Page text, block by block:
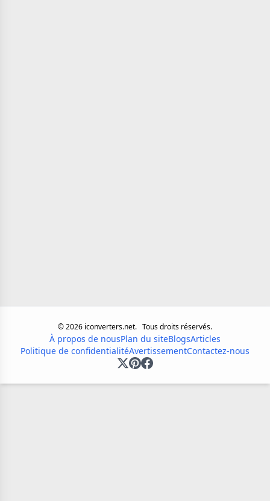
©2026 iconverters.net. Tous droits réservés.
À propos de nousPlan du siteBlogsArticles
Politique de confidentialitéAvertissementContactez-nous